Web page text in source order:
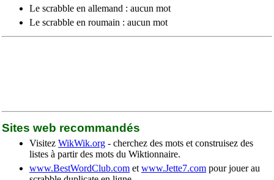
Le scrabble en allemand : aucun mot
Le scrabble en roumain : aucun mot
Sites web recommandés
Visitez WikWik.org - cherchez des mots et construisez des
listes à partir des mots du Wiktionnaire.
www.BestWordClub.com et www.Jette7.com pour jouer au